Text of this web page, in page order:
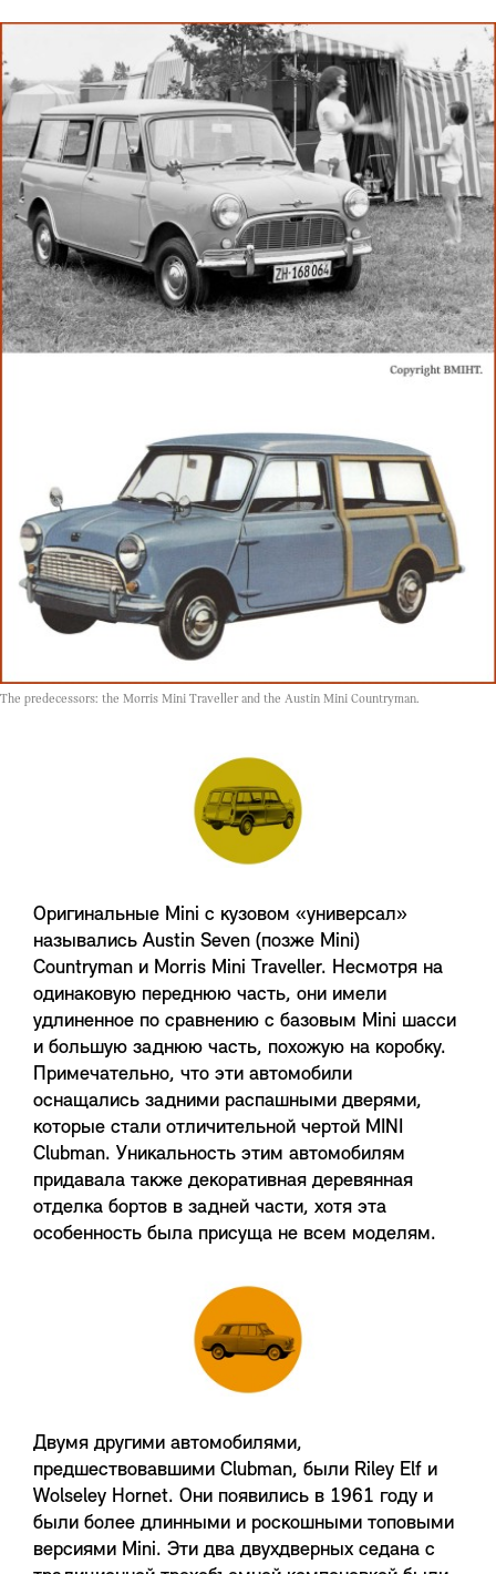
The predecessors: the Morris Mini Traveller and the Austin Mini Countryman.
Оригинальные Mini с кузовом «универсал»
назывались Austin Seven (позже Mini)
Countryman и Morris Mini Traveller. Несмотря на
одинаковую переднюю часть, они имели
удлиненное по сравнению с базовым Mini шасси
и большую заднюю часть, похожую на коробку.
Примечательно, что эти автомобили
оснащались задними распашными дверями,
которые стали отличительной чертой MINI
Clubman. Уникальность этим автомобилям
придавала также декоративная деревянная
отделка бортов в задней части, хотя эта
особенность была присуща не всем моделям.
Двумя другими автомобилями,
предшествовавшими Clubman, были Riley Elf и
Wolseley Hornet. Они появились в 1961 году и
были более длинными и роскошными топовыми
версиями Mini. Эти два двухдверных седана с